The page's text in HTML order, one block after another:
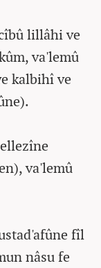
lillâhi ve
va'lemû
kalbihî ve
va'lemû
fîl
nâsu fe